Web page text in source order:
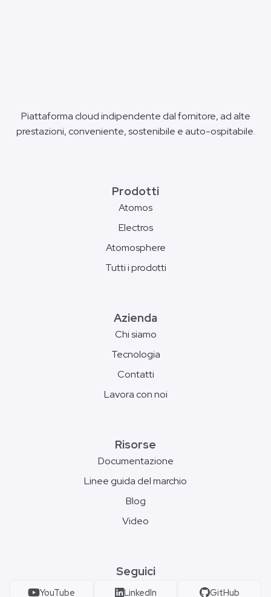
Piattaforma cloud indipendente dal fornitore, ad alte
prestazioni, conveniente, sostenibile e auto-ospitabile.
Prodotti
Atomos
Electros
Atomosphere
Tutti i prodotti
Azienda
Chi siamo
Tecnologia
Contatti
Lavora con noi
Risorse
Documentazione
Linee guida del marchio
Blog
Video
Seguici
YouTube LinkedIn GitHub